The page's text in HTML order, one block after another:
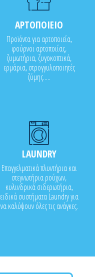
ΑΡΤΟΠΟΙΕΙΟ
Προϊόντα για αρτοποιεία,
φούρνοι αρτοποιίας,
ζυμωτήρια, ζυγοκοπτικά,
ερμάρια, στρογγυλοποιητές
ζύμης.....
LAUNDRY
Επαγγελματικά πλυντήρια και
στεγνωτήρια ρούχων,
κυλινδρικά σιδερωτήρια,
ειδικά συστήματα Laundry για
να καλύψουν όλες τις ανάγκες.